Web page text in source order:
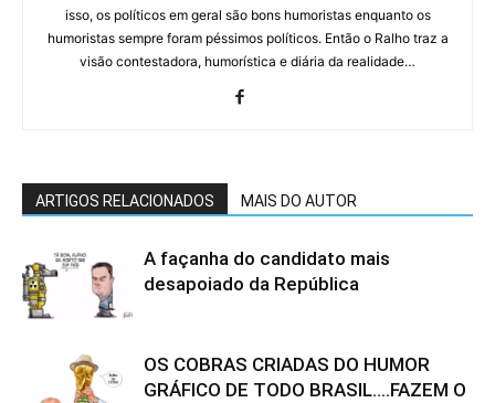
isso, os políticos em geral são bons humoristas enquanto os
humoristas sempre foram péssimos políticos. Então o Ralho traz a
visão contestadora, humorística e diária da realidade…
ARTIGOS RELACIONADOS MAIS DO AUTOR
A façanha do candidato mais
desapoiado da República
OS COBRAS CRIADAS DO HUMOR
GRÁFICO DE TODO BRASIL….FAZEM O